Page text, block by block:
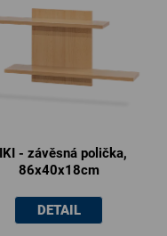
- závěsná polička,
86x40x18cm
DETAIL